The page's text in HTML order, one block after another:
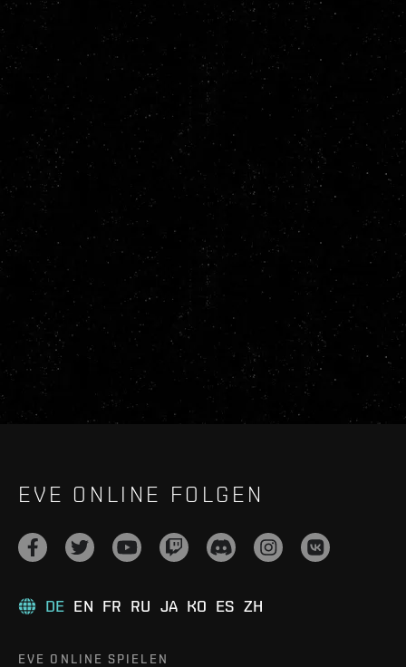
EVE ONLINE FOLGEN
DE EN FR RU JA KO ES ZH
EVE ONLINE SPIELEN